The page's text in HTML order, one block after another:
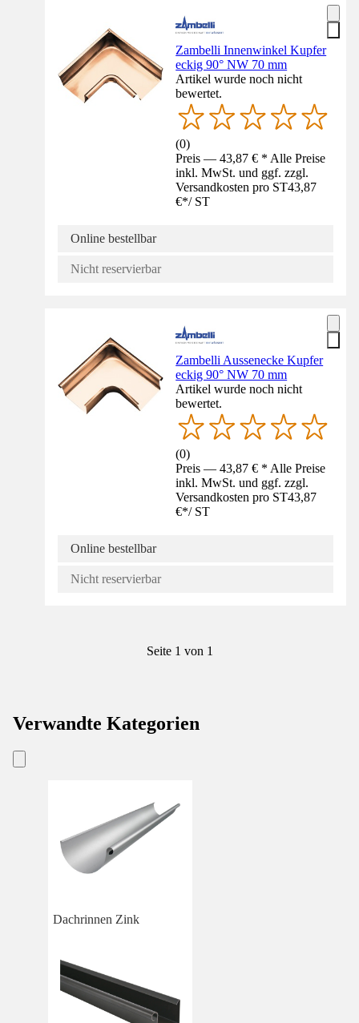
Zambelli Innenwinkel Kupfer
eckig 90° NW 70 mm
Artikel wurde noch nicht
bewertet.
(0)
Preis — 43,87 € * Alle Preise
inkl. MwSt. und ggf. zzgl.
Versandkosten pro ST43,87
€*/ ST
Online bestellbar
Nicht reservierbar
Zambelli Aussenecke Kupfer
eckig 90° NW 70 mm
Artikel wurde noch nicht
bewertet.
(0)
Preis — 43,87 € * Alle Preise
inkl. MwSt. und ggf. zzgl.
Versandkosten pro ST43,87
€*/ ST
Online bestellbar
Nicht reservierbar
Seite 1 von 1
Verwandte Kategorien
Dachrinnen Zink